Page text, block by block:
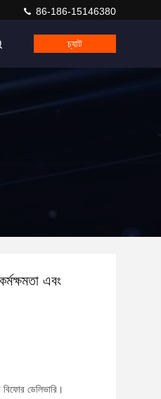
86-186-15146380
চ্যাট
এবং
ডেলিভারি।